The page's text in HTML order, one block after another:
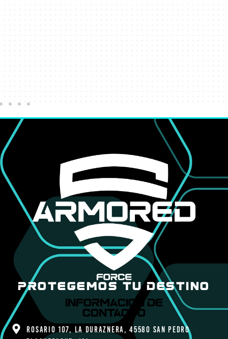
PROTEGEMOS TU DESTINO
Informacion de
contacto
Rosario 107, La Duraznera, 45580 San Pedro